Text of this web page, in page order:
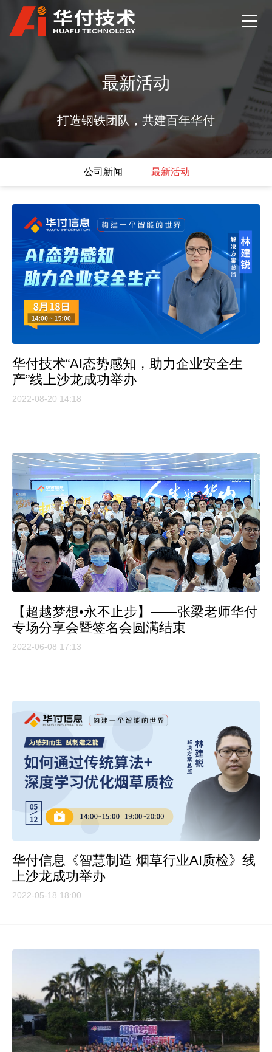
最新活动
打造钢铁团队，共建百年华付
公司新闻 最新活动
华付技术“AI态势感知，助力企业安全生
产”线上沙龙成功举办
2022-08-20 14:18
【超越梦想•永不止步】——张梁老师华付
专场分享会暨签名会圆满结束
2022-06-08 17:13
华付信息《智慧制造 烟草行业AI质检》线
上沙龙成功举办
2022-05-18 18:00